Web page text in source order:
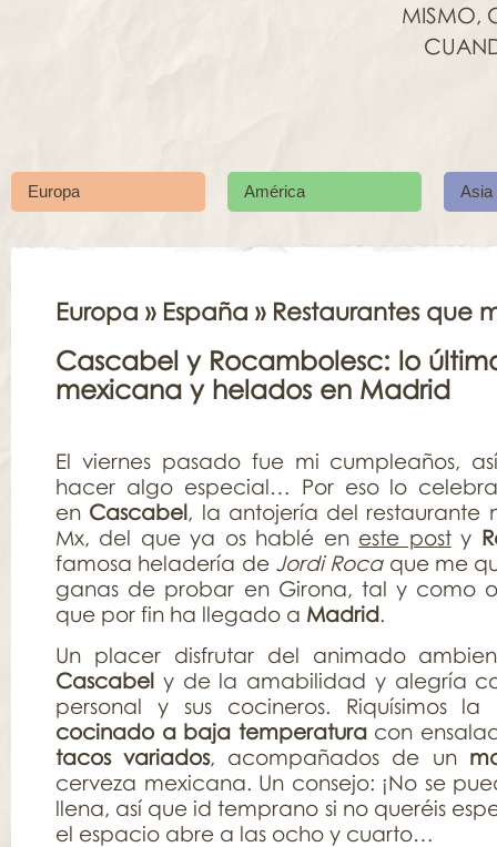
MISMO,
Europa América Asia
Europa » España » Restaurantes que
Cascabel y Rocambolesc: lo
mexicana y helados en Madrid
El viernes pasado fue mi cumpleaños,
hacer algo especial… Por eso lo
en Cascabel, la antojería del restaurante
Mx, del que ya os hablé en este posty
famosa heladería de Jordi Rocaque me
ganas de probar en Girona, tal y como
que por fin ha llegado a Madrid.
Un placer disfrutar del animado
Cascabel y de la amabilidad y alegría
personal y sus cocineros. Riquísimos la
cocinado a baja temperaturacon
tacos variados, acompañados de un
cerveza mexicana. Un consejo: ¡No se
llena, así que id temprano si no queréis
el espacio abre a las ocho y cuarto…